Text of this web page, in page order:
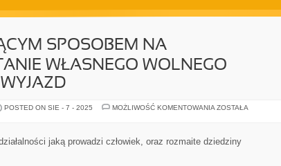
SPOSOBEM NA
WŁASNEGO WOLNEGO
POSTED ON SIE - 7 - 2025 MOŻLIWOŚĆ KOMENTOWANIA OLŚNIEWAJĄCYM
WŁASNEGO
WOLNEGO
ZOSTAŁA
jaką prowadzi człowiek, oraz rozmaite dziedziny